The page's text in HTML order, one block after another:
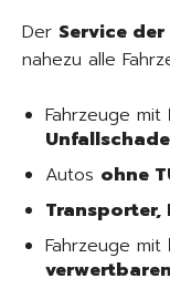
Der Service
nahezu alle
Fahrzeuge mit
Autos ohne
Fahrzeuge mit